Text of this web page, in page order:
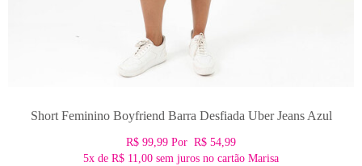
Short Feminino Boyfriend Barra Desfiada Uber Jeans Azul
R$ 99,99 Por R$ 54,99
5x de R$ 11,00 sem juros no cartão Marisa